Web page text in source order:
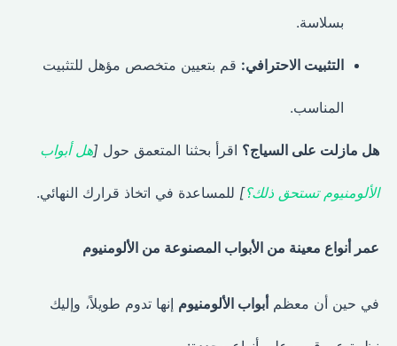
بسلاسة.
التثبيت الاحترافي: قم بتعيين متخصص مؤهل للتثبيت
المناسب.
هل مازلت على السياج؟اقرأ بحثنا المتعمق حول [هل أبواب
الألومنيوم تستحق ذلك؟]للمساعدة في اتخاذ قرارك النهائي.
عمر أنواع معينة من الأبواب المصنوعة من الألومنيوم
في حين أن معظمأبواب الألومنيومإنها تدوم طويلاً، وإليك